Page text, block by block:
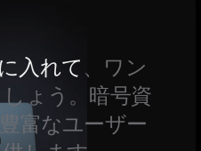
入れて、ワン
ょう。暗号資
富なユーザー